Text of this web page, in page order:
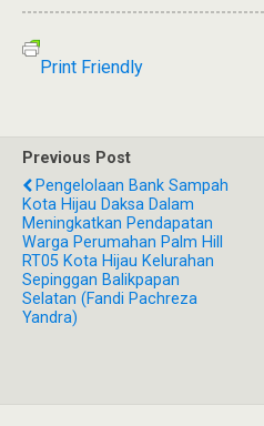
Print Friendly
Previous Post
Pengelolaan Bank Sampah
Kota Hijau Daksa Dalam
Meningkatkan Pendapatan
Warga Perumahan Palm Hill
RT05 Kota Hijau Kelurahan
Sepinggan Balikpapan
Selatan (fandi Pachreza
Yandra)